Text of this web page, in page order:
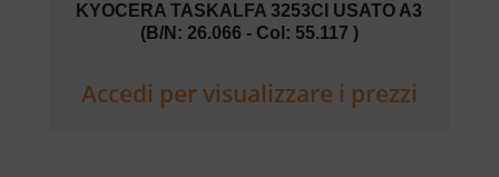
KYOCERA TASKALFA 3253CI USATO A3
(B/N: 26.066 - Col: 55.117 )
Accedi per visualizzare i prezzi